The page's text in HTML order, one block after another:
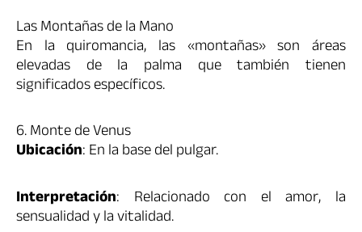
Las Montañas de la Mano
En la quiromancia, las «montañas» son áreas
elevadas de la palma que también tienen
significados específicos.
6. Monte de Venus
Ubicación: En la base del pulgar.
Interpretación: Relacionado con el amor, la
sensualidad y la vitalidad.